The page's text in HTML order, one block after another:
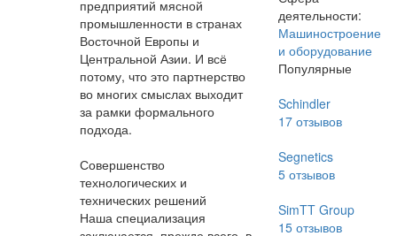
предприятий мясной
промышленности в странах
Восточной Европы и
Центральной Азии. И всё
потому, что это партнерство
во многих смыслах выходит
за рамки формального
подхода.
Совершенство
технологических и
технических решений
Наша специализация
деятельности:
Машиностроение
и оборудование
Популярные
Schindler
17отзывов
Segnetics
5отзывов
SimTT Group
15отзывов